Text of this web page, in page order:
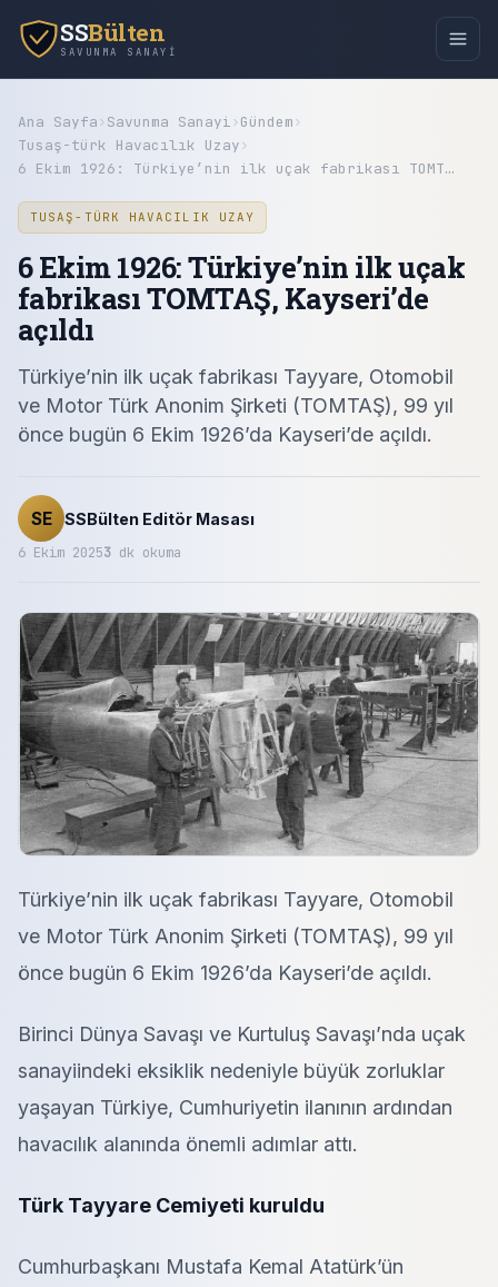
SSBülten
SAVUNMA SANAYI
Ana Sayfa› Savunma Sanayi› Gündem›
Tusaş-türk Havacılık Uzay›
6 Ekim 1926: Türkiye’nin ilk uçak fabrikası TOMT…
TUSAŞ-TÜRK HAVACILIK UZAY
6 Ekim 1926: Türkiye’nin ilk uçak
fabrikası TOMTAŞ, Kayseri’de
açıldı
Türkiye’nin ilk uçak fabrikası Tayyare, Otomobil
ve Motor Türk Anonim Şirketi (TOMTAŞ), 99 yıl
önce bugün 6 Ekim 1926’da Kayseri’de açıldı.
SE SSBülten Editör Masası
6 Ekim 20253 dk okuma
Türkiye’nin ilk uçak fabrikası Tayyare, Otomobil
ve Motor Türk Anonim Şirketi (TOMTAŞ), 99 yıl
önce bugün 6 Ekim 1926’da Kayseri’de açıldı.
Birinci Dünya Savaşı ve Kurtuluş Savaşı’nda uçak
sanayiindeki eksiklik nedeniyle büyük zorluklar
yaşayan Türkiye, Cumhuriyetin ilanının ardından
havacılık alanında önemli adımlar attı.
Türk Tayyare Cemiyeti kuruldu
Cumhurbaşkanı Mustafa Kemal Atatürk’ün